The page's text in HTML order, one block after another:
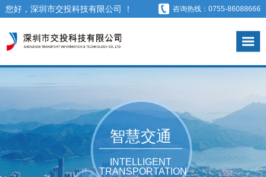
您好，深圳市交投科技有限公司 ！ 咨询热线：0755-86088666
智慧交通
INTELLIGENT
TRANSPORTATION